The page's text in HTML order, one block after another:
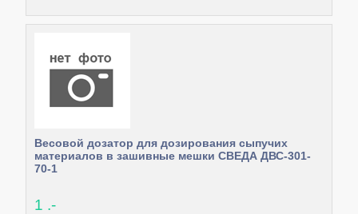
Весовой дозатор для дозирования сыпучих
материалов в зашивные мешки СВЕДА ДВС-301-
70-1
1 .-